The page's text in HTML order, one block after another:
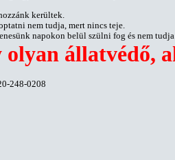
kerültek.
nem tudja, mert nincs teje.
napokon belül szülni fog és nem
állatvédő,
248-0208